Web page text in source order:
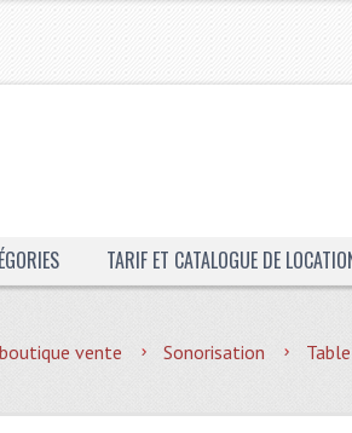
TARIF ET CATALOGUE DE
vente Sonorisation